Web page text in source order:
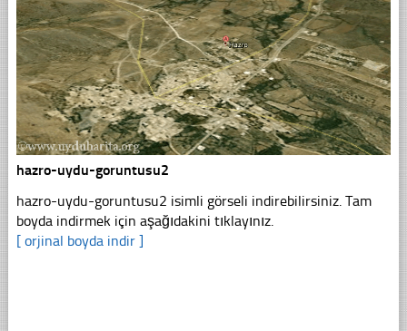
hazro-uydu-goruntusu2
hazro-uydu-goruntusu2 isimli görseli indirebilirsiniz. Tam
boyda indirmek için aşağıdakini tıklayınız.
[ orjinal boyda indir ]